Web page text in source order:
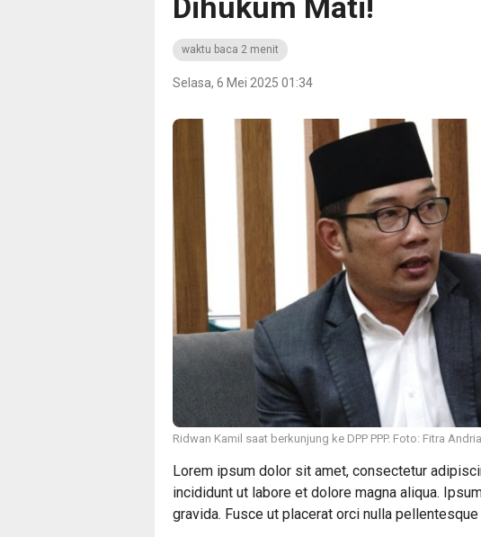
Dihukum Mati!
waktu baca 2 menit
Selasa, 6 Mei 2025 01:34
Ridwan Kamil saat berkunjung ke DPP PPP. Foto: Fitra
Lorem ipsum dolor sit amet, consectetur
incididunt ut labore et dolore magna aliqua.
gravida. Fusce ut placerat orci nulla